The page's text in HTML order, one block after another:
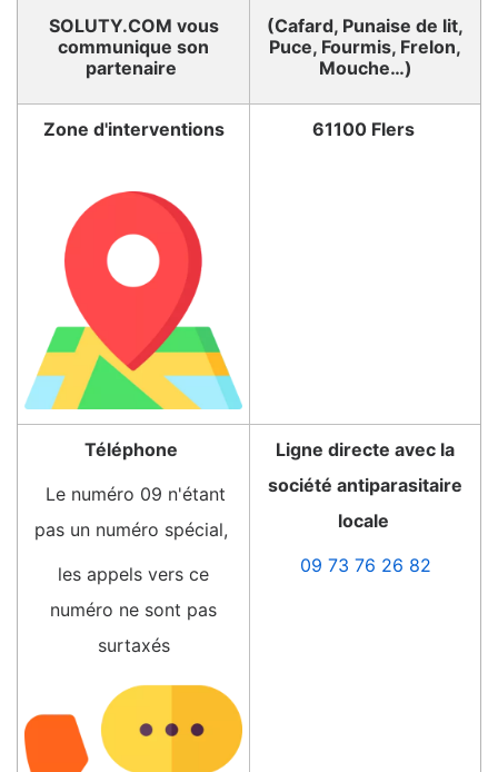
SOLUTY.COM vous
communique son
partenaire
(Cafard, Punaise de lit,
Puce, Fourmis, Frelon,
Mouche…)
Zone d'interventions 61100 Flers
Téléphone
Le numéro 09 n'étant
pas un numéro spécial,
les appels vers ce
numéro ne sont pas
surtaxés
Ligne directe avec la
société antiparasitaire
locale
09 73 76 26 82